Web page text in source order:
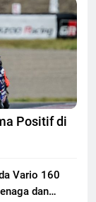
Positif di
Vario 160
dan